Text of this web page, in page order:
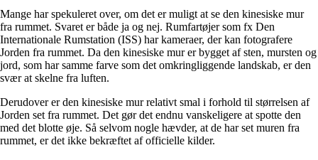
Mange har spekuleret over, om det er muligt at se den kinesiske mur
fra rummet. Svaret er både ja og nej. Rumfartøjer som fx Den
Internationale Rumstation (ISS) har kameraer, der kan fotografere
Jorden fra rummet. Da den kinesiske mur er bygget af sten, mursten og
jord, som har samme farve som det omkringliggende landskab, er den
svær at skelne fra luften.
Derudover er den kinesiske mur relativt smal i forhold til størrelsen af
Jorden set fra rummet. Det gør det endnu vanskeligere at spotte den
med det blotte øje. Så selvom nogle hævder, at de har set muren fra
rummet, er det ikke bekræftet af officielle kilder.